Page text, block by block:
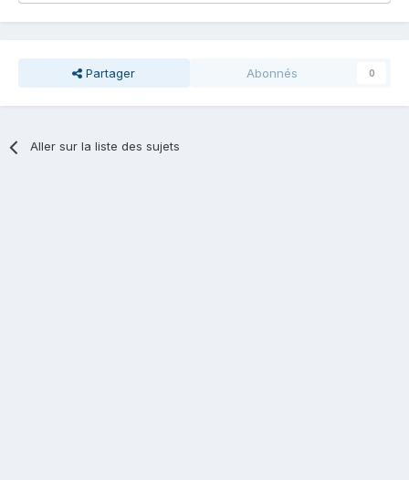
Partager Abonnés 0
Aller sur la liste des sujets